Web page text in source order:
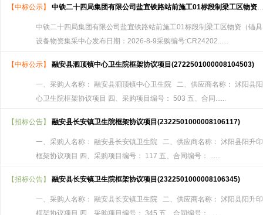
【中标公示】 中铁二十四局集团有限公司盐宜铁路站前施工01标段制梁工区物资（锚具）采购结果公示CR24(2026)-YYXM-WZCG-004
中铁二十四局集团有限公司盐宜铁路站前施工01标段制梁工区物资（锚
设备物资集采中心发布日期：2026-8-9采购编号:CR24202......
【中标公示】 融安县泗顶镇中心卫生院框架协议项目(2722501000008104503)
一、采购人名称： 融安县泗顶镇中心卫生院 二、供应商名称： 沭阳县
心卫生院框架协议项目 四、采购项目编号： 503 五、合同......
【招标公告】 融安县长安镇卫生院框架协议项目(2322501000008106117)
一、采购人名称： 融安县长安镇卫生院 二、供应商名称： 沭阳县阳升
框架协议项目 四、采购项目编号： 117 五、合同编号： ......
【招标公告】 融安县长安镇卫生院框架协议项目(2322501000008106345)
一、采购人名称： 融安县长安镇卫生院 二、供应商名称： 沭阳县阳升
框架协议项目 四、采购项目编号： 345 五、合同编号： ......